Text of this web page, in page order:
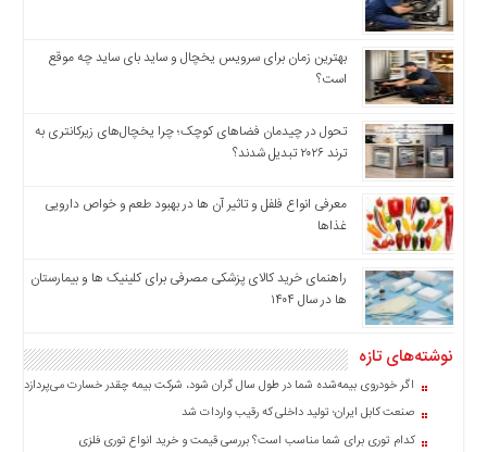
چند
رسانه
برگه
نمونه
بهترین زمان برای سرویس یخچال و ساید بای ساید چه موقع
است؟
تحول در چیدمان فضاهای کوچک؛ چرا یخچال‌های زیرکانتری به
ترند ۲۰۲۶ تبدیل شدند؟
معرفی انواع فلفل و تاثیر آن ‌ها در بهبود طعم و خواص دارویی
غذاها
راهنمای خرید کالای پزشکی مصرفی برای کلینیک ها و بیمارستان
ها در سال ۱۴۰۴
نوشته‌های تازه
اگر خودروی بیمه‌شده شما در طول سال گران شود، شرکت بیمه چقدر خسارت می‌پردازد؟
صنعت کابل ایران؛ تولید داخلی که رقیب واردات شد
کدام توری برای شما مناسب است؟ بررسی قیمت و خرید انواع توری فلزی